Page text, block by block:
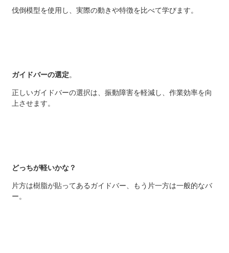
伐倒模型を使用し、実際の動きや特徴を比べて学びます。
ガイドバーの選定。
正しいガイドバーの選択は、振動障害を軽減し、作業効率を向
上させます。
どっちが軽いかな？
片方は樹脂が貼ってあるガイドバー、もう片一方は一般的なバ
ー。